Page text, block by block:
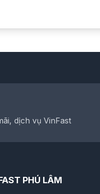
dịch vụ VinFast
PHÚ LÂM